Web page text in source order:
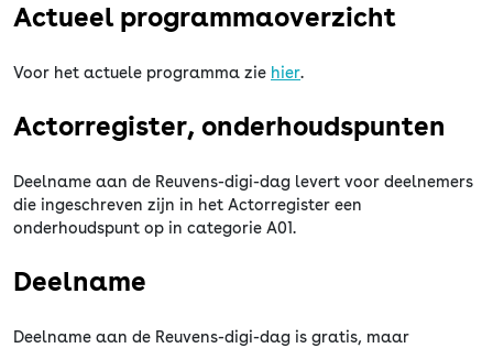
Actueel programmaoverzicht
Voor het actuele programma zie hier.
Actorregister, onderhoudspunten
Deelname aan de Reuvens-digi-dag levert voor deelnemers
die ingeschreven zijn in het Actorregister een
onderhoudspunt op in categorie A01.
Deelname
Deelname aan de Reuvens-digi-dag is gratis, maar